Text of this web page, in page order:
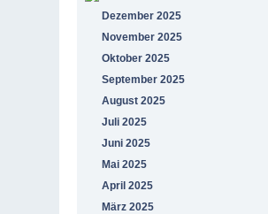
Dezember 2025
November 2025
Oktober 2025
September 2025
August 2025
Juli 2025
Juni 2025
Mai 2025
April 2025
März 2025